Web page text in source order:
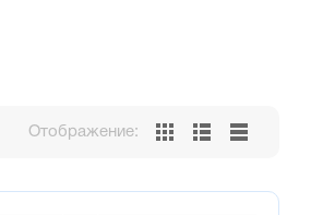
Отображение: